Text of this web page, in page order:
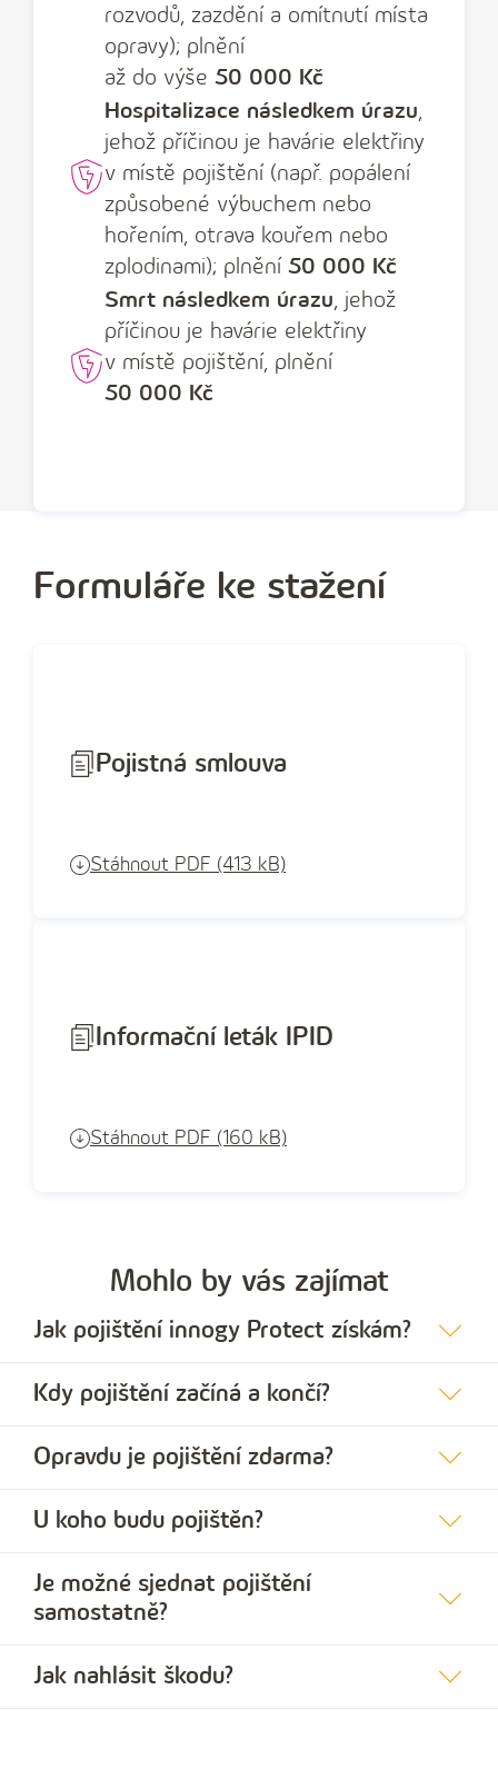
rozvodů, zazdění a omítnutí místa
opravy); plnění
až do výše 50 000 Kč
Hospitalizace následkem úrazu,
jehož příčinou je havárie elektřiny
v místě pojištění (např. popálení
způsobené výbuchem nebo
hořením, otrava kouřem nebo
zplodinami); plnění 50 000 Kč
Smrt následkem úrazu, jehož
příčinou je havárie elektřiny
v místě pojištění, plnění
50 000 Kč
Formuláře ke stažení
Pojistná smlouva
Stáhnout PDF (413 kB)
Informační leták IPID
Stáhnout PDF (160 kB)
Mohlo by vás zajímat
Jak pojištění innogy Protect získám?
Kdy pojištění začíná a končí?
Opravdu je pojištění zdarma?
U koho budu pojištěn?
Je možné sjednat pojištění
samostatně?
Jak nahlásit škodu?